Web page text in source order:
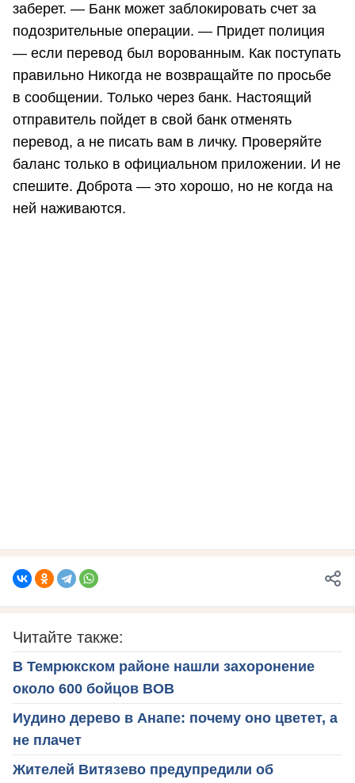
заберет. — Банк может заблокировать счет за
подозрительные операции. — Придет полиция
— если перевод был ворованным. Как поступать
правильно Никогда не возвращайте по просьбе
в сообщении. Только через банк. Настоящий
отправитель пойдет в свой банк отменять
перевод, а не писать вам в личку. Проверяйте
баланс только в официальном приложении. И не
спешите. Доброта — это хорошо, но не когда на
ней наживаются.
Читайте также:
В Темрюкском районе нашли захоронение
около 600 бойцов ВОВ
Иудино дерево в Анапе: почему оно цветет, а
не плачет
Жителей Витязево предупредили об